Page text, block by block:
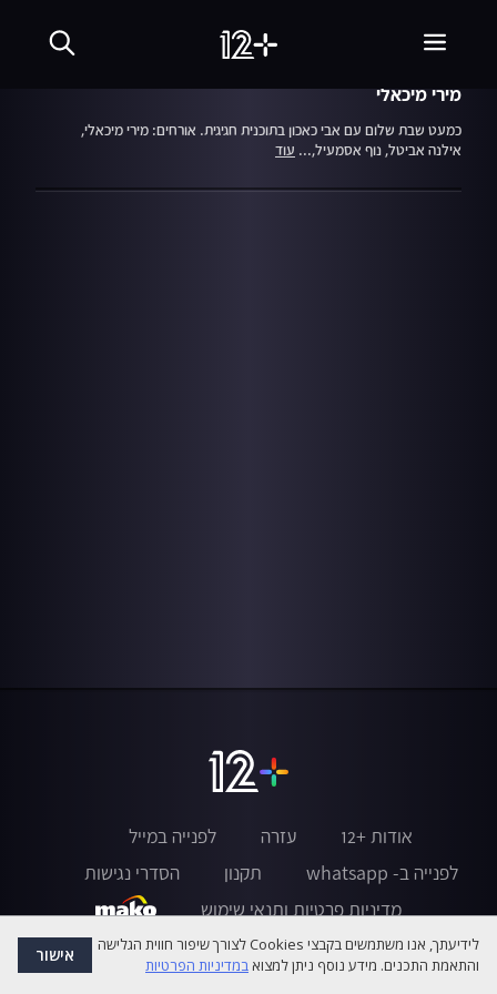
כמעט שבת שלום
מירי מיכאלי
כמעט שבת שלום עם אבי כאכון בתוכנית חגיגית. אורחים: מירי מיכאלי,
אילנה אביטל, נוף אסמעיל,... עוד
אודות +12 עזרה
לפנייה במייל
לפנייה ב- whatsapp
תקנון
הסדרי נגישות
מדיניות פרטיות ותנאי שימוש
לידיעתך, אנו משתמשים בקבצי Cookies לצורך שיפור חווית הגלישה
והתאמת התכנים. מידע נוסף ניתן למצואבמדיניות הפרטיות אישור